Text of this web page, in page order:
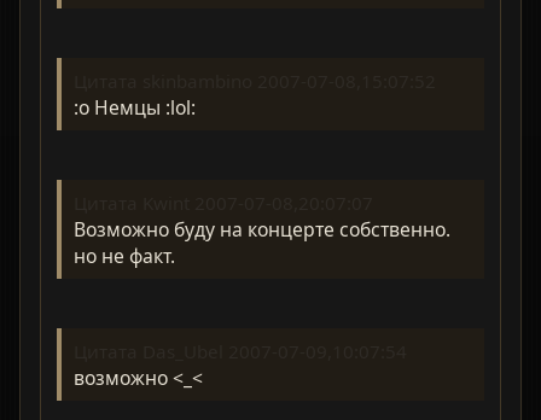
:o Немцы :lol:
Возможно буду на концерте собственно.
но не факт.
возможно <_<